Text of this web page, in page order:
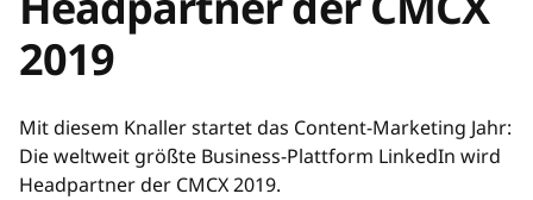
2019
Mit diesem Knaller startet das Content-Marketing Jahr:
Die weltweit größte Business-Plattform LinkedIn wird
Headpartner der CMCX 2019.